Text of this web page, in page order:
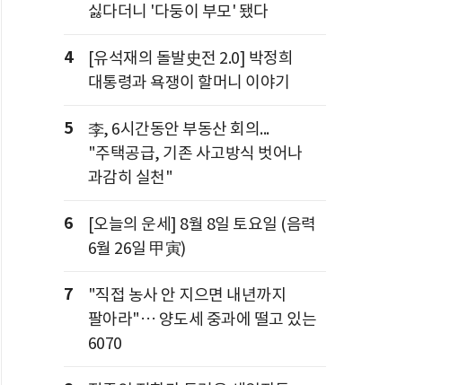
싫다더니 '다둥이 부모' 됐다
4
[유석재의 돌발史전 2.0] 박정희
대통령과 욕쟁이 할머니 이야기
5
李, 6시간동안 부동산 회의...
"주택공급, 기존 사고방식 벗어나
과감히 실천"
6
[오늘의 운세] 8월 8일 토요일 (음력
6월 26일 甲寅)
7
"직접 농사 안 지으면 내년까지
팔아라"… 양도세 중과에 떨고 있는
6070